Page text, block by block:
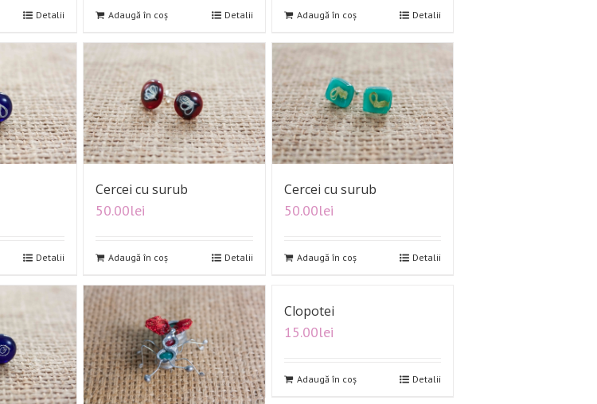
Detalii Adaugă în coș Detalii Adaugă în coș Detalii
Detalii
Cercei cu surub
50.00lei
Adaugă în coș Detalii
Cercei cu surub
50.00lei
Adaugă în coș Detalii
Cicica
40.00lei
Adaugă în coș Detalii
Clopotei
15.00lei
Adaugă în coș Detalii